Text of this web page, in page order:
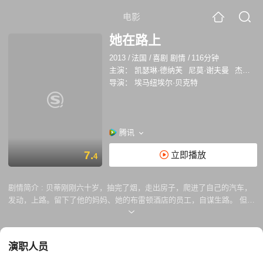
电影
7.4
她在路上
2013 / 法国 /喜剧 剧情 / 116分钟
主演：
凯瑟琳·德纳芙 尼莫·谢夫曼
杰勒德·加诺斯特
导演：
埃马纽埃尔·贝克特
腾讯
立即播放
剧情简介 : 贝蒂刚刚六十岁，抽完了烟，走出房子，爬进了自己的汽车，
发动，上路。留下了他的妈妈、她的布雷顿酒店的员工，自谋生路。 但
是，她在路上耽搁了太久的时间，路边的商店都关了门。不过，即使如
生活在一起也并不轻松，贝蒂决意要出走一段时间，给自己放一个假，于
演职人员